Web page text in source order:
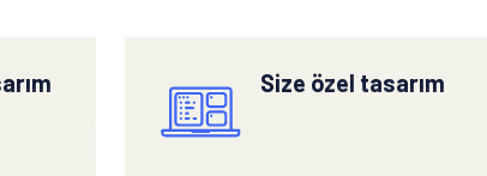
Size özel tasarım